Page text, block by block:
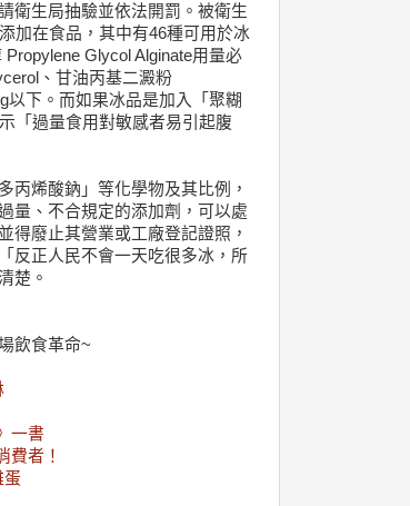
衛生局抽驗並依法開罰。被衛生
加在食品，其中有46種可用於冰
Glycol Alginate用量必
、甘油丙基二澱粉
以下。而如果冰品是加入「聚糊
「過量食用對敏感者易引起腹
丙烯酸鈉」等化學物及其比例，
量、不合規定的添加劑，可以處
得廢止其營業或工廠登記證照，
反正人民不會一天吃很多冰，所
楚。
飲食革命~
一書
費者！
蛋